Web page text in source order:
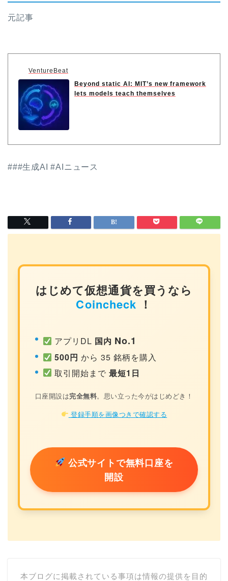
元記事
VentureBeat
Beyond static AI: MIT’s new framework
lets models teach themselves
###生成AI #AIニュース
はじめて仮想通貨を買うなら
Coincheck ！
アプリDL 国内 No.1
500円 から 35 銘柄を購入
取引開始まで最短1日
口座開設は完全無料。思い立った今がはじめどき！
登録手順を画像つきで確認する
公式サイトで無料口座を
開設
本ブログに掲載されている事項は情報の提供を目的